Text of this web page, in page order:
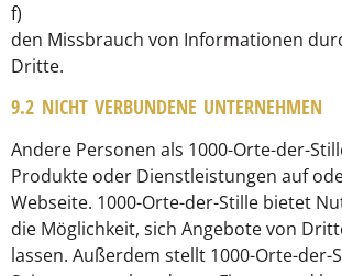
f)
den Missbrauch von Informationen
Dritte.
9.2 NICHT VERBUNDENE UNTERNEHMEN
Andere Personen als 1000-Orte-der-
Produkte oder Dienstleistungen auf
Webseite. 1000-Orte-der-Stille bietet
die Möglichkeit, sich Angebote von
lassen. Außerdem stellt 1000-Orte-der-